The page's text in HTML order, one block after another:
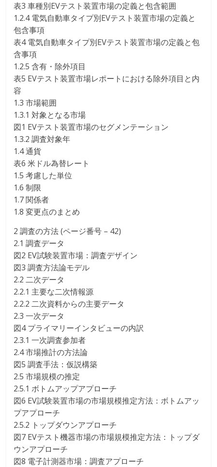
表3 車種別EVテスト装置市場の定義と包含範囲
1.2.4 電気自動車タイプ別EVテスト装置市場の定義と
包含事項
表4 電気自動車タイプ別EVテスト装置市場の定義と包
含事項
1.2.5 含有・除外項目
表5 EVテスト装置市場レポートにおける除外項目と内
容
1.3 市場範囲
1.3.1 対象となる市場
図1 EVテスト装置市場のセグメンテーション
1.3.2 調査対象年
1.4 通貨
表6 米ドル為替レート
1.5 考慮した単位
1.6 制限
1.7 関係者
1.8 変更点のまとめ
2 調査の方法 (ページ番号 – 42)
2.1 調査データ
図2 EV試験装置市場：調査デザイン
図3 調査方法論モデル
2.2 二次データ
2.2.1 主要な二次情報源
2.2.2 二次資料からの主要データ
2.3 一次データ
図4 プライマリーインタビューの内訳
2.3.1 一次調査参加者
2.4 市場推計の方法論
図5 調査手法：仮説構築
2.5 市場規模の推定
2.5.1 ボトムアップアプローチ
図6 EV試験装置市場の市場規模推定方法：ボトムアッ
プアプローチ
2.5.2 トップダウンアプローチ
図7 EVテスト機器市場の市場規模推定方法：トップダ
ウンアプローチ
図8 電子計測器市場：調査アプローチ